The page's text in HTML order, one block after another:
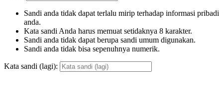
Sandi anda tidak dapat terlalu mirip terhadap informasi pribadi
anda.
Kata sandi Anda harus memuat setidaknya 8 karakter.
Sandi anda tidak dapat berupa sandi umum digunakan.
Sandi anda tidak bisa sepenuhnya numerik.
Kata sandi (lagi):